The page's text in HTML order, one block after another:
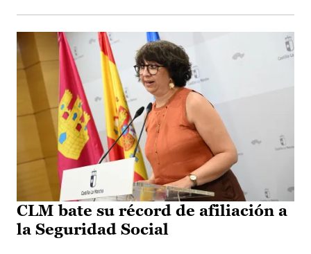
CLM bate su récord de afiliación a
la Seguridad Social